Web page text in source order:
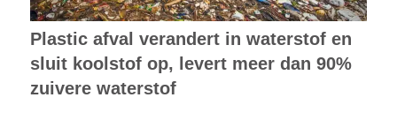
Plastic afval verandert in waterstof en
sluit koolstof op, levert meer dan 90%
zuivere waterstof